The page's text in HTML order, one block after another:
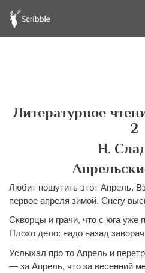
Литературное
2
Н.
Любит пошутить этот Апрель.
первое апреля зимой. Снегу
Скворцы и грачи, что с юга уже
Плохо дело: надо назад
Услыхал про то Апрель и
— за Апрель, что за весенний